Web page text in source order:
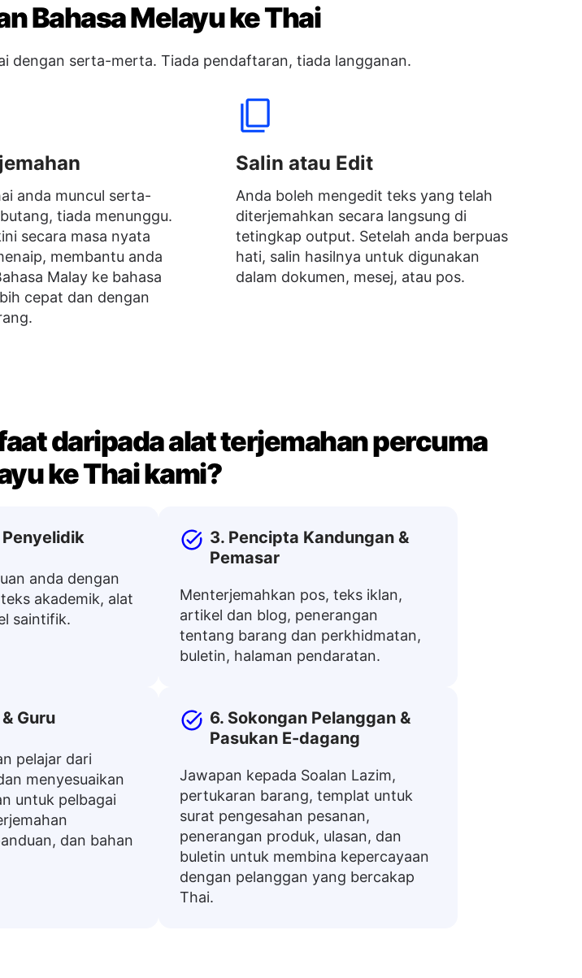
Bahasa Melayu ke Thai
dengan serta-merta. Tiada pendaftaran, tiada langganan.
anda muncul serta-
tiada menunggu.
secara masa nyata
membantu anda
Malay ke bahasa
cepat dan dengan
Salin atau Edit
Anda boleh mengedit teks yang telah
diterjemahkan secara langsung di
tetingkap output. Setelah anda berpuas
hati, salin hasilnya untuk digunakan
dalam dokumen, mesej, atau pos.
daripada alat terjemahan percuma
ke Thai kami?
Penyelidik
anda dengan
akademik, alat
saintifik.
3. Pencipta Kandungan &
Pemasar
Menterjemahkan pos, teks iklan,
artikel dan blog, penerangan
tentang barang dan perkhidmatan,
buletin, halaman pendaratan.
Guru
pelajar dari
menyesuaikan
untuk pelbagai
dan bahan
6. Sokongan Pelanggan &
Pasukan E-dagang
Jawapan kepada Soalan Lazim,
pertukaran barang, templat untuk
surat pengesahan pesanan,
penerangan produk, ulasan, dan
buletin untuk membina kepercayaan
dengan pelanggan yang bercakap
Thai.